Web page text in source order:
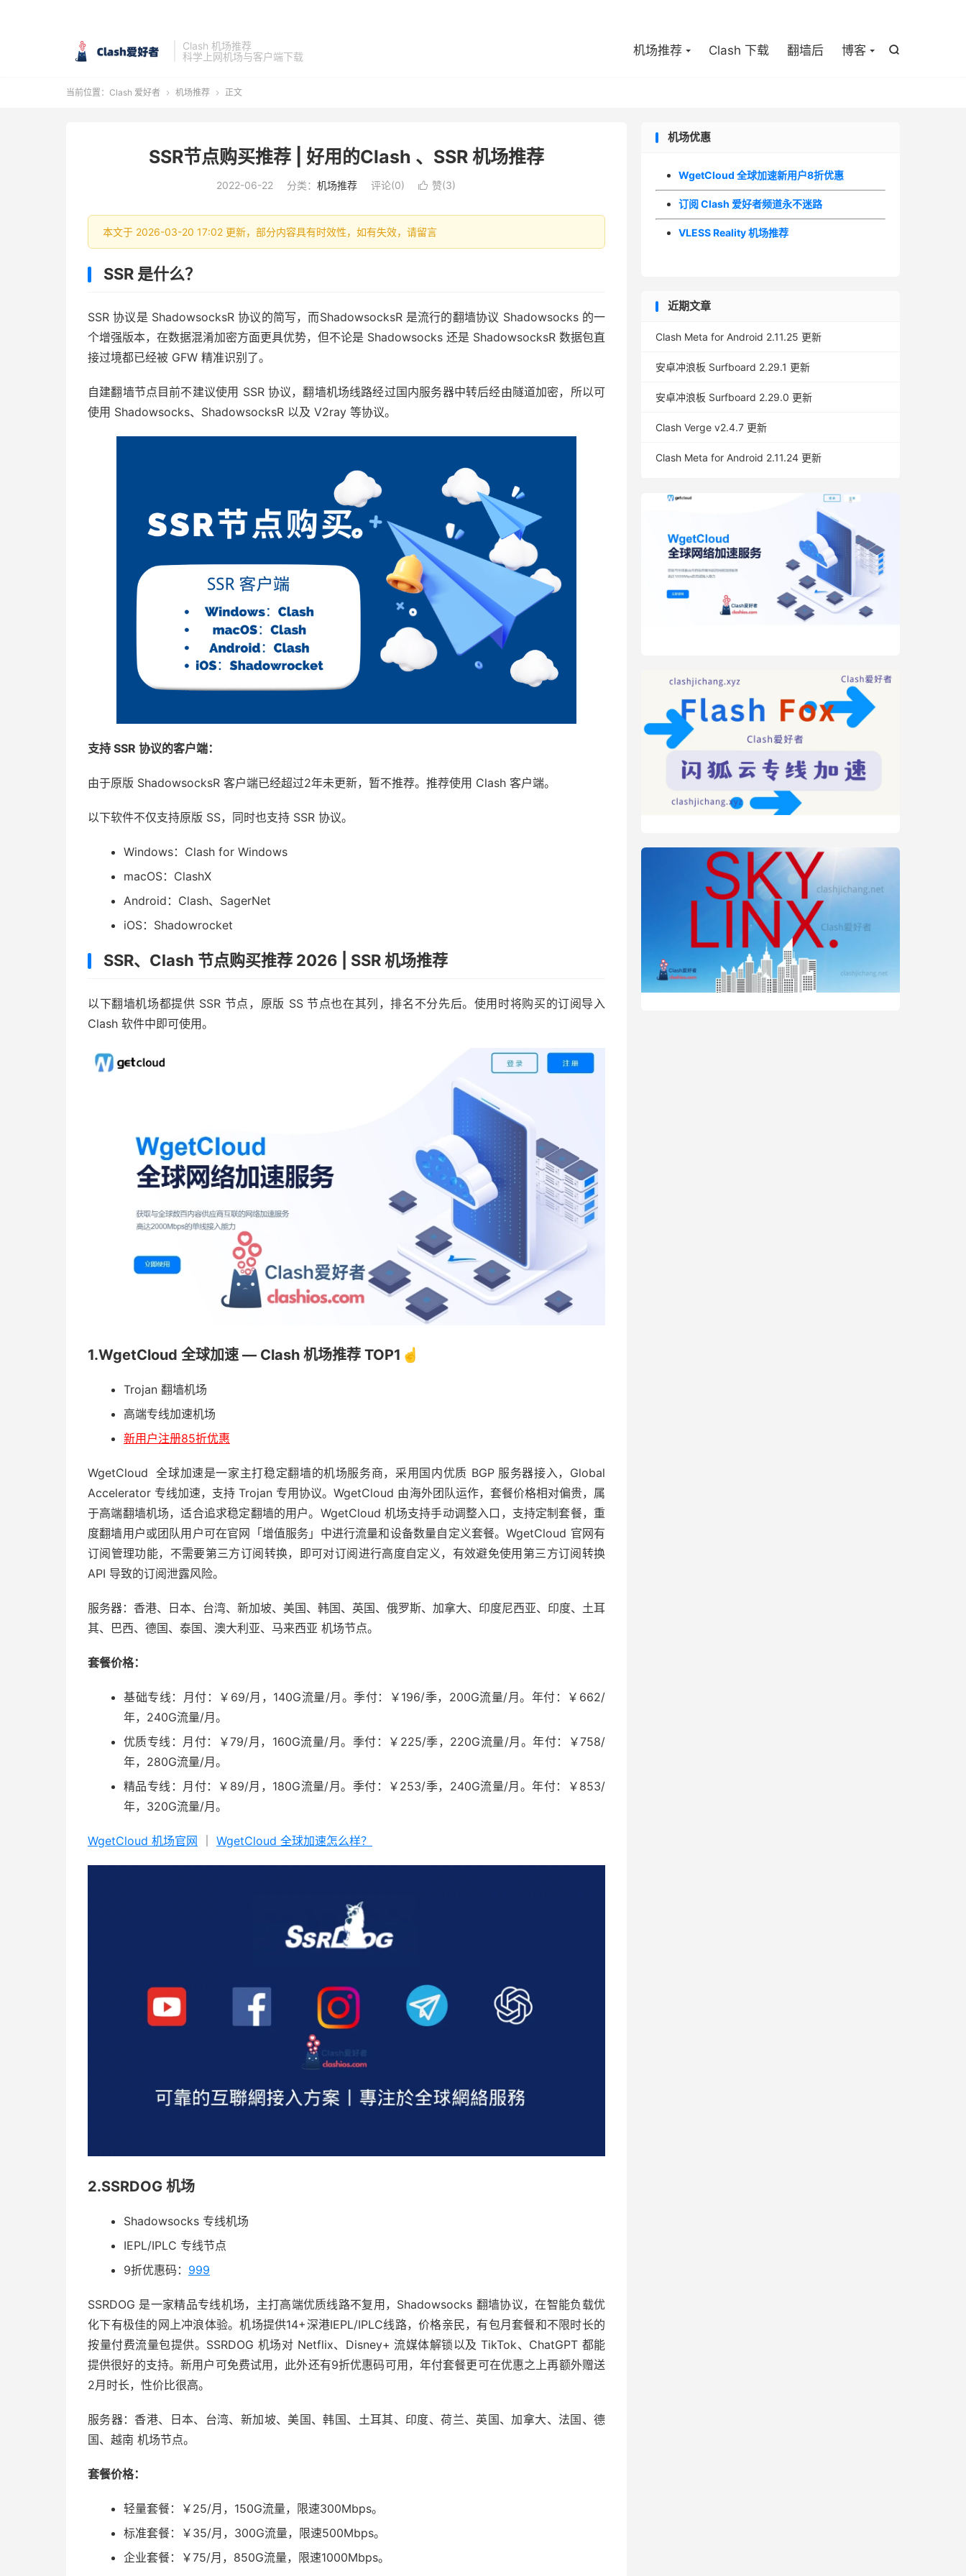
Clash 机场推荐
科学上网机场与客户端下载

机场推荐 Clash 下载 翻墙后 博客
当前位置： Clash 爱好者  机场推荐  正文
SSR节点购买推荐 | 好用的Clash 、SSR 机场推荐
2022-06-22 分类： 机场推荐 评论(0)  赞(3)
本文于 2026-03-20 17:02 更新，部分内容具有时效性，如有失效，请留言
SSR 是什么？
SSR 协议是 ShadowsocksR 协议的简写，而ShadowsocksR 是流行的翻墙协议 Shadowsocks 的一
个增强版本，在数据混淆加密方面更具优势，但不论是 Shadowsocks 还是 ShadowsocksR 数据包直
接过境都已经被 GFW 精准识别了。
自建翻墙节点目前不建议使用 SSR 协议，翻墙机场线路经过国内服务器中转后经由隧道加密，所以可
使用 Shadowsocks、ShadowsocksR 以及 V2ray 等协议。
支持 SSR 协议的客户端：
由于原版 ShadowsocksR 客户端已经超过2年未更新，暂不推荐。推荐使用 Clash 客户端。
以下软件不仅支持原版 SS，同时也支持 SSR 协议。
Windows：Clash for Windows
macOS：ClashX
Android：Clash、SagerNet
iOS：Shadowrocket
SSR、Clash 节点购买推荐 2026 | SSR 机场推荐
以下翻墙机场都提供 SSR 节点，原版 SS 节点也在其列，排名不分先后。使用时将购买的订阅导入
Clash 软件中即可使用。
1.WgetCloud 全球加速 — Clash 机场推荐 TOP1☝️
Trojan 翻墙机场
高端专线加速机场
新用户注册85折优惠
WgetCloud 全球加速是一家主打稳定翻墙的机场服务商，采用国内优质 BGP 服务器接入，Global
Accelerator 专线加速，支持 Trojan 专用协议。WgetCloud 由海外团队运作，套餐价格相对偏贵，属
于高端翻墙机场，适合追求稳定翻墙的用户。WgetCloud 机场支持手动调整入口，支持定制套餐，重
度翻墙用户或团队用户可在官网「增值服务」中进行流量和设备数量自定义套餐。WgetCloud 官网有
订阅管理功能，不需要第三方订阅转换，即可对订阅进行高度自定义，有效避免使用第三方订阅转换
API 导致的订阅泄露风险。
服务器：香港、日本、台湾、新加坡、美国、韩国、英国、俄罗斯、加拿大、印度尼西亚、印度、土耳
其、巴西、德国、泰国、澳大利亚、马来西亚 机场节点。
套餐价格：
基础专线：月付：￥69/月，140G流量/月。季付：￥196/季，200G流量/月。年付：￥662/
年，240G流量/月。
优质专线：月付：￥79/月，160G流量/月。季付：￥225/季，220G流量/月。年付：￥758/
年，280G流量/月。
精品专线：月付：￥89/月，180G流量/月。季付：￥253/季，240G流量/月。年付：￥853/
年，320G流量/月。
WgetCloud 机场官网 WgetCloud 全球加速怎么样？
2.SSRDOG 机场
Shadowsocks 专线机场
IEPL/IPLC 专线节点
9折优惠码： 999
SSRDOG 是一家精品专线机场，主打高端优质线路不复用，Shadowsocks 翻墙协议，在智能负载优
化下有极佳的网上冲浪体验。机场提供14+深港IEPL/IPLC线路，价格亲民，有包月套餐和不限时长的
按量付费流量包提供。SSRDOG 机场对 Netflix、Disney+ 流媒体解锁以及 TikTok、ChatGPT 都能
提供很好的支持。新用户可免费试用，此外还有9折优惠码可用，年付套餐更可在优惠之上再额外赠送
2月时长，性价比很高。
服务器：香港、日本、台湾、新加坡、美国、韩国、土耳其、印度、荷兰、英国、加拿大、法国、德
国、越南 机场节点。
套餐价格：
轻量套餐：￥25/月，150G流量，限速300Mbps。
标准套餐：￥35/月，300G流量，限速500Mbps。
企业套餐：￥75/月，850G流量，限速1000Mbps。
机场优惠
WgetCloud 全球加速新用户8折优惠
订阅 Clash 爱好者频道永不迷路
VLESS Reality 机场推荐
近期文章
Clash Meta for Android 2.11.25 更新
安卓冲浪板 Surfboard 2.29.1 更新
安卓冲浪板 Surfboard 2.29.0 更新
Clash Verge v2.4.7 更新
Clash Meta for Android 2.11.24 更新